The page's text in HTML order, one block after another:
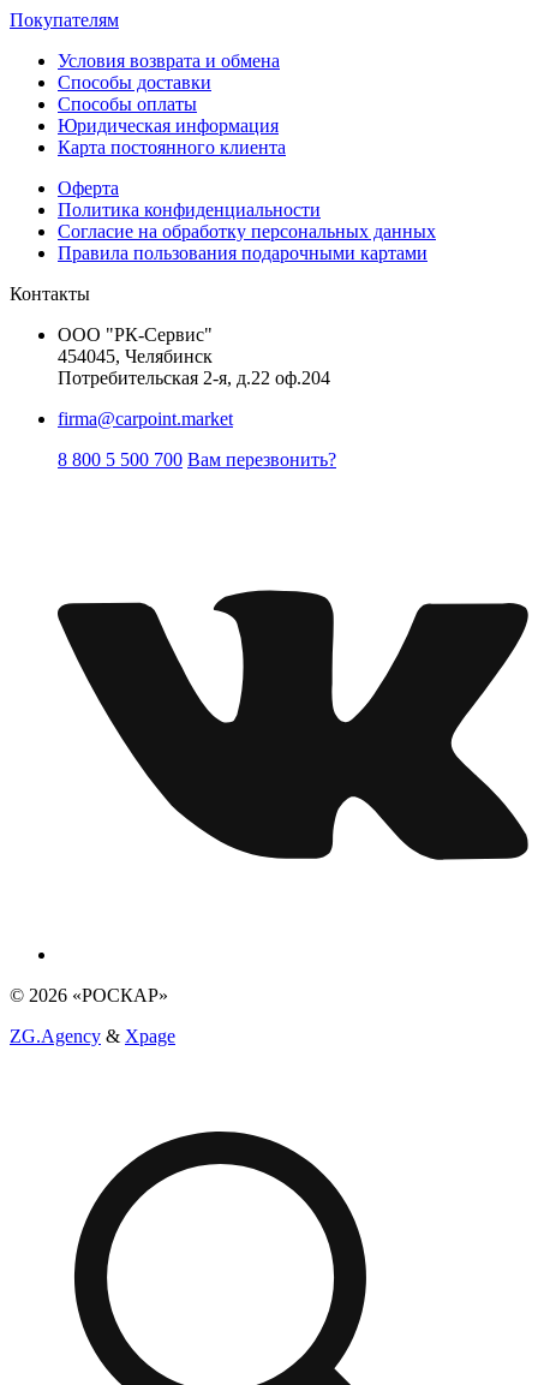
Покупателям
Условия возврата и обмена
Способы доставки
Способы оплаты
Юридическая информация
Карта постоянного клиента
Оферта
Политика конфиденциальности
Согласие на обработку персональных данных
Правила пользования подарочными картами
Контакты
ООО "РК-Сервис"
454045, Челябинск
Потребительская 2-я, д.22 оф.204
firma@carpoint.market
8 800 5 500 700 Вам перезвонить?
© 2026 «РОСКАР»
ZG.Agency & Xpage